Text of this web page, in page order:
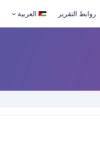
روابط التقرير العربية